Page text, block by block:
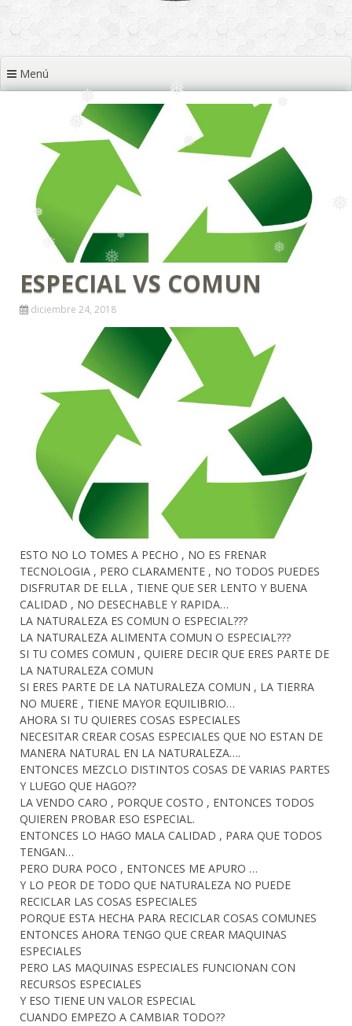
❅
❅
❅
❅
Menú
ESPECIAL VS COMUN
diciembre 24, 2018
ESTO NO LO TOMES A PECHO , NO ES FRENAR
TECNOLOGIA , PERO CLARAMENTE , NO TODOS PUEDES
DISFRUTAR DE ELLA , TIENE QUE SER LENTO Y BUENA
CALIDAD , NO DESECHABLE Y RAPIDA…
LA NATURALEZA ES COMUN O ESPECIAL???
LA NATURALEZA ALIMENTA COMUN O ESPECIAL???
SI TU COMES COMUN , QUIERE DECIR QUE ERES PARTE DE
LA NATURALEZA COMUN
SI ERES PARTE DE LA NATURALEZA COMUN , LA TIERRA
NO MUERE , TIENE MAYOR EQUILIBRIO…
AHORA SI TU QUIERES COSAS ESPECIALES
NECESITAR CREAR COSAS ESPECIALES QUE NO ESTAN DE
MANERA NATURAL EN LA NATURALEZA….
ENTONCES MEZCLO DISTINTOS COSAS DE VARIAS PARTES
Y LUEGO QUE HAGO??
LA VENDO CARO , PORQUE COSTO , ENTONCES TODOS
QUIEREN PROBAR ESO ESPECIAL.
ENTONCES LO HAGO MALA CALIDAD , PARA QUE TODOS
TENGAN…
PERO DURA POCO , ENTONCES ME APURO …
Y LO PEOR DE TODO QUE NATURALEZA NO PUEDE
RECICLAR LAS COSAS ESPECIALES
PORQUE ESTA HECHA PARA RECICLAR COSAS COMUNES
ENTONCES AHORA TENGO QUE CREAR MAQUINAS
ESPECIALES
PERO LAS MAQUINAS ESPECIALES FUNCIONAN CON
RECURSOS ESPECIALES
Y ESO TIENE UN VALOR ESPECIAL
CUANDO EMPEZO A CAMBIAR TODO??